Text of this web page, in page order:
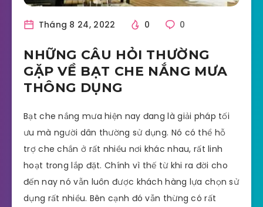
Tháng 8 24, 2022 0 0
NHỮNG CÂU HỎI THƯỜNG
GẶP VỀ BẠT CHE NẮNG MƯA
THÔNG DỤNG
Bạt che nắng mưa hiện nay đang là giải pháp tối
ưu mà người dân thường sử dụng. Nó có thể hỗ
trợ che chắn ở rất nhiều nơi khác nhau, rất linh
hoạt trong lắp đặt. Chính vì thế từ khi ra đời cho
đến nay nó vẫn luôn được khách hàng lựa chọn sử
dụng rất nhiều. Bên cạnh đó vẫn thừng có rất